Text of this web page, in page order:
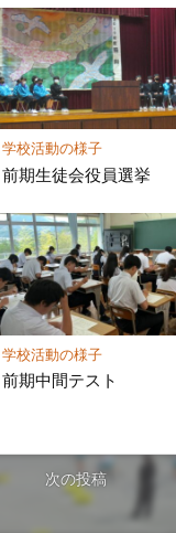
学校活動の様子
前期生徒会役員選挙
学校活動の様子
前期中間テスト
次の投稿